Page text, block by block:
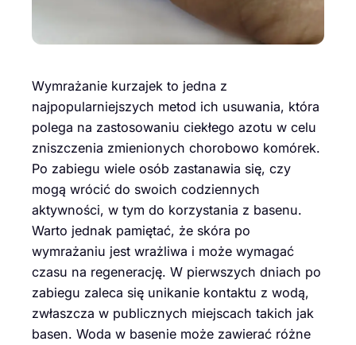
Wymrażanie kurzajek to jedna z
najpopularniejszych metod ich usuwania, która
polega na zastosowaniu ciekłego azotu w celu
zniszczenia zmienionych chorobowo komórek.
Po zabiegu wiele osób zastanawia się, czy
mogą wrócić do swoich codziennych
aktywności, w tym do korzystania z basenu.
Warto jednak pamiętać, że skóra po
wymrażaniu jest wrażliwa i może wymagać
czasu na regenerację. W pierwszych dniach po
zabiegu zaleca się unikanie kontaktu z wodą,
zwłaszcza w publicznych miejscach takich jak
basen. Woda w basenie może zawierać różne